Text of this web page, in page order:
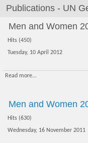
Publications - UN
Men and Women
Hits (450)
Tuesday, 10 April 2012
Read more...
Men and Women
Hits (630)
Wednesday, 16 November 2011